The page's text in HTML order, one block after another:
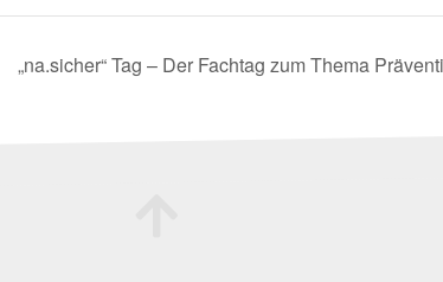
„na.sicher“ Tag – Der Fachtag zum Thema